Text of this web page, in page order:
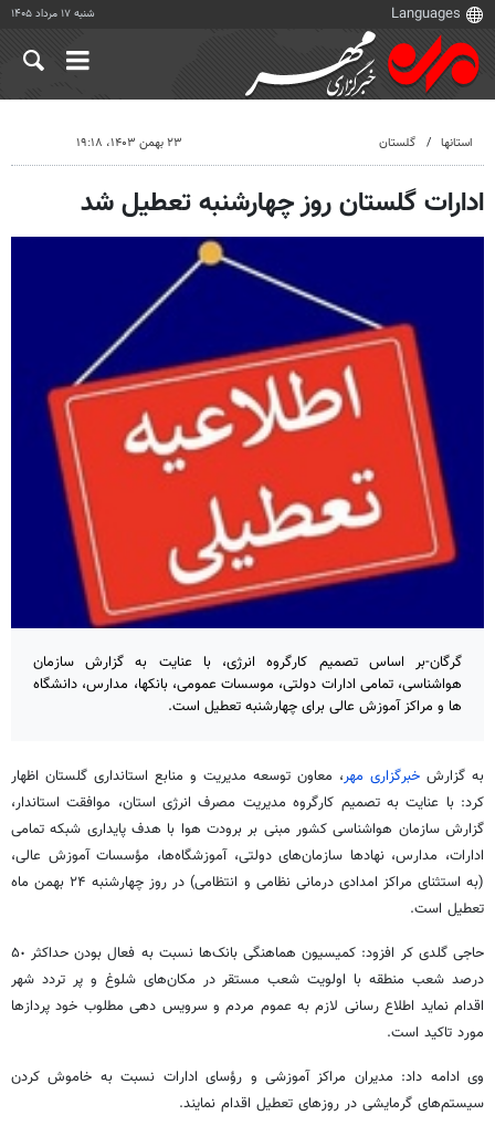
شنبه ۱۷ مرداد ۱۴۰۵
استانها گلستان ۲۳ بهمن ۱۴۰۳، ۱۹:۱۸
ادارات گلستان روز چهارشنبه تعطیل شد
گرگان-بر اساس تصمیم کارگروه انرژی، با عنایت به گزارش سازمان
هواشناسی، تمامی ادارات دولتی، موسسات عمومی، بانکها، مدارس، دانشگاه
ها و مراکز آموزش عالی برای چهارشنبه تعطیل است.
به گزارش خبرگزاری مهر، معاون توسعه مدیریت و منابع استانداری گلستان اظهار
کرد: با عنایت به تصمیم کارگروه مدیریت مصرف انرژی استان، موافقت استاندار،
گزارش سازمان هواشناسی کشور مبنی بر برودت هوا با هدف پایداری شبکه تمامی
ادارات، مدارس، نهادها سازمان‌های دولتی، آموزشگاه‌ها، مؤسسات آموزش عالی،
(به استثنای مراکز امدادی درمانی نظامی و انتظامی) در روز چهارشنبه ۲۴ بهمن ماه
تعطیل است.
حاجیگلدی
کر افزود: کمیسیون هماهنگی بانک‌ها نسبت به فعال بودن حداکثر ۵٠
درصد شعب منطقه با اولویت شعب مستقر در مکان‌های شلوغ و پر تردد شهر
اقدام نماید اطلاع رسانی لازم به عموم مردم و سرویس دهی مطلوب خود پردازها
مورد تاکید است.
وی ادامه داد: مدیران مراکز آموزشی و رؤسای ادارات نسبت به خاموش کردن
سیستم‌های گرمایشی در روزهای تعطیل اقدام نمایند.